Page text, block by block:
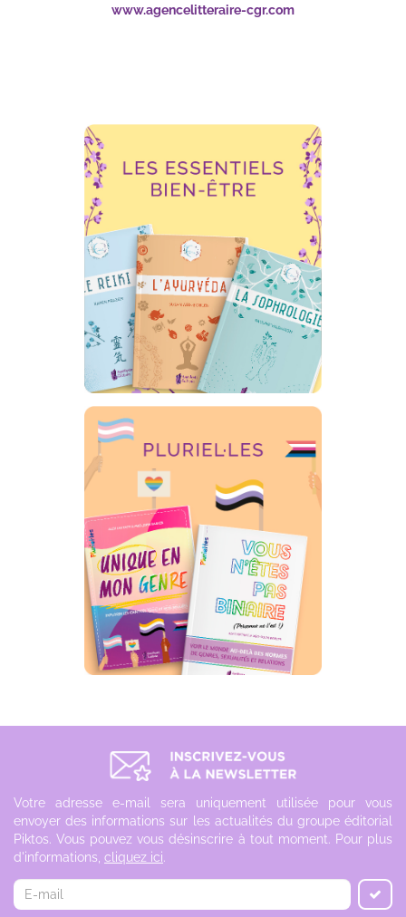
www.agencelitteraire-cgr.com
Votre adresse e-mail sera uniquement utilisée pour vous
envoyer des informations sur les actualités du groupe éditorial
Piktos. Vous pouvez vous désinscrire à tout moment. Pour plus
d'informations, cliquez ici.